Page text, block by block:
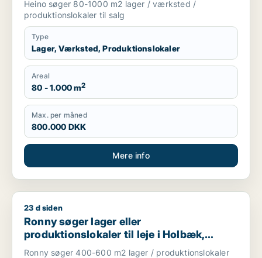
Heino søger 80-1000 m2 lager / værksted /
produktionslokaler til salg
Type
Lager, Værksted, Produktionslokaler
Areal
80 - 1.000 m2
Max. per måned
800.000 DKK
Mere info
Ronny søger lager eller produktionslokaler til leje i Holbæk,
23 d siden
Ronny søger lager eller
produktionslokaler til leje i Holbæk,
Tølløse eller Ugerløse m.fl.
Ronny søger 400-600 m2 lager / produktionslokaler